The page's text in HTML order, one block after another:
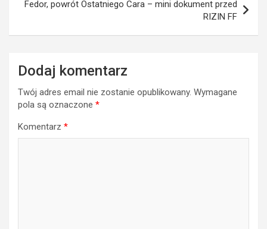
Fedor, powrót Ostatniego Cara – mini dokument przed
RIZIN FF
Dodaj komentarz
Twój adres email nie zostanie opublikowany. Wymagane
pola są oznaczone *
Komentarz *